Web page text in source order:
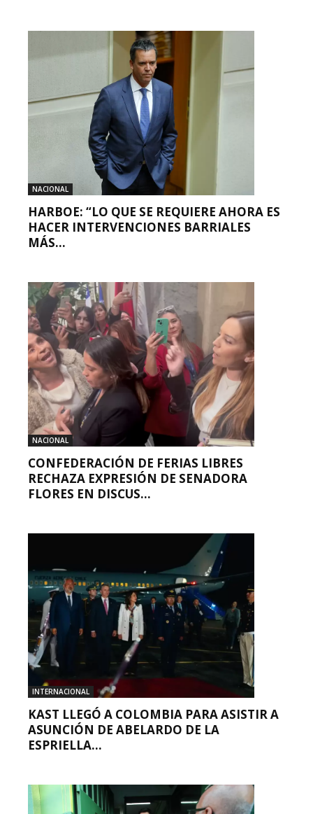
NACIONAL
HARBOE: “LO QUE SE REQUIERE AHORA ES
HACER INTERVENCIONES BARRIALES
MÁS...
NACIONAL
CONFEDERACIÓN DE FERIAS LIBRES
RECHAZA EXPRESIÓN DE SENADORA
FLORES EN DISCUS...
INTERNACIONAL
KAST LLEGÓ A COLOMBIA PARA ASISTIR A
ASUNCIÓN DE ABELARDO DE LA
ESPRIELLA...